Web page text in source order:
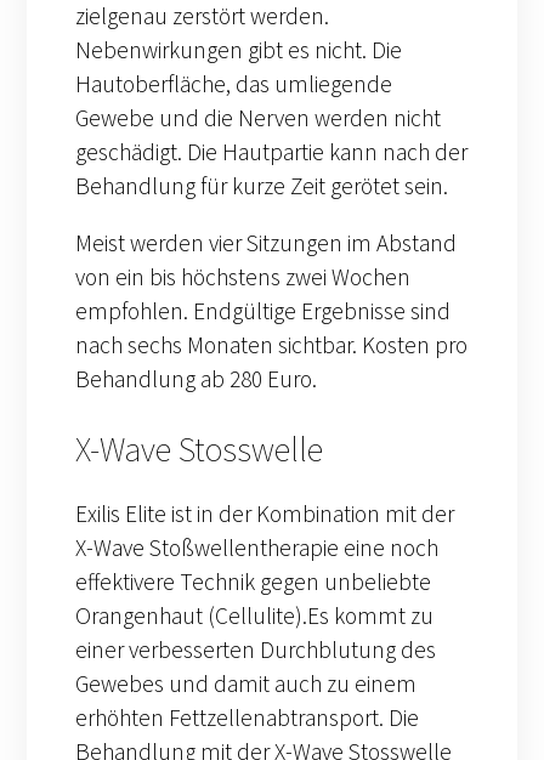
zielgenau zerstört werden.
Nebenwirkungen gibt es nicht. Die
Hautoberfläche, das umliegende
Gewebe und die Nerven werden nicht
geschädigt. Die Hautpartie kann nach der
Behandlung für kurze Zeit gerötet sein.
Meist werden vier Sitzungen im Abstand
von ein bis höchstens zwei Wochen
empfohlen. Endgültige Ergebnisse sind
nach sechs Monaten sichtbar. Kosten pro
Behandlung ab 280 Euro.
X-Wave Stosswelle
Exilis Elite ist in der Kombination mit der
X-Wave Stoßwellentherapie eine noch
effektivere Technik gegen unbeliebte
Orangenhaut (Cellulite).Es kommt zu
einer verbesserten Durchblutung des
Gewebes und damit auch zu einem
erhöhten Fettzellenabtransport. Die
Behandlung mit der X-Wave Stosswelle